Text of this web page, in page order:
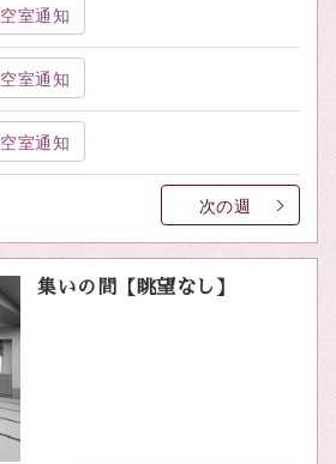
空室通知
空室通知
空室通知
次の週
集いの間【眺望なし】